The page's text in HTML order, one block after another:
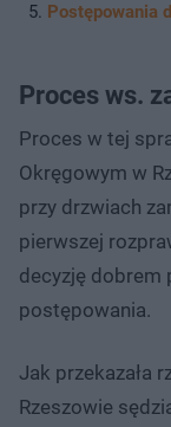
Postępowania
Proces ws.
Proces w tej
Okręgowym w
przy drzwiach
pierwszej
decyzję dobrem
postępowania.
Jak przekazała
Rzeszowie